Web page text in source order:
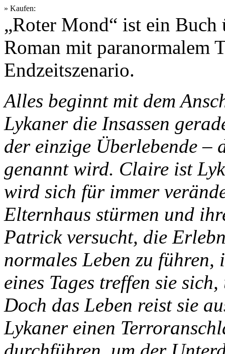
» Kaufen:
„Roter Mond“ ist ein
Roman mit paranormalem
Endzeitszenario.
Alles beginnt mit dem
Lykaner die Insassen
der einzige Überlebende –
genannt wird. Claire ist
wird sich für immer
Elternhaus stürmen und
Patrick versucht, die
normales Leben zu
eines Tages treffen sie
Doch das Leben reist sie
Lykaner einen